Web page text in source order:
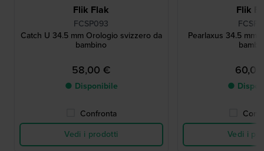
Flik Flak
FCSP093
Catch U 34.5 mm Orologio svizzero da
bambino
58,00 €
● Disponibile
Confronta
Vedi i prodotti
Flik
Pearlaxus 34.5 mm
●
Vedi i